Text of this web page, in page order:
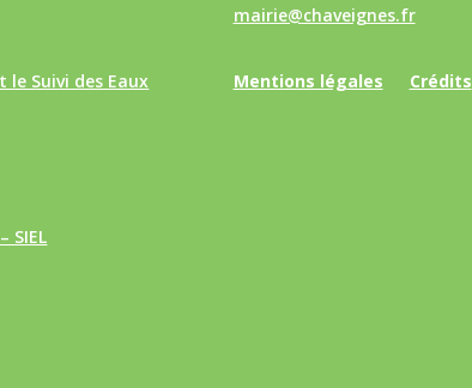
le Suivi des Eaux
SIEL
mairie@chaveignes.fr
Mentions légales Crédits